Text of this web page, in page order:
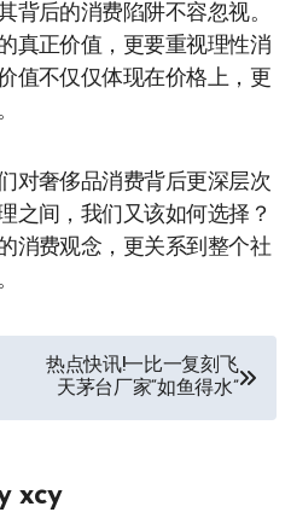
背后的消费陷阱不容忽视。
真正价值，更要重视理性消
值不仅仅体现在价格上，更
对奢侈品消费背后更深层次
之间，我们又该如何选择？
消费观念，更关系到整个社
热点快讯!一比一复刻飞
天茅台厂家“如鱼得水”
xcy